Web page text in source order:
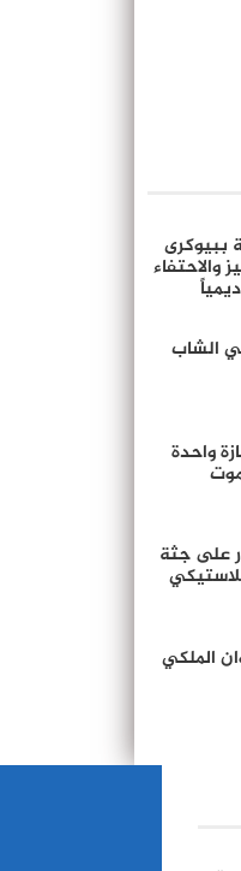
ببيوكرى
والاحتفاء
الشاب
واحدة
على جثة
الملكي